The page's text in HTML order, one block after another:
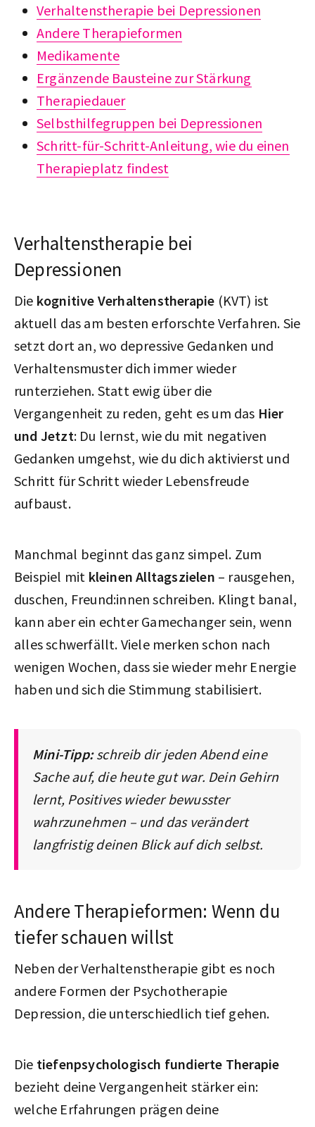
Verhaltenstherapie bei Depressionen
Andere Therapieformen
Medikamente
Ergänzende Bausteine zur Stärkung
Therapiedauer
Selbsthilfegruppen bei Depressionen
Schritt-für-Schritt-Anleitung, wie du einen
Therapieplatz findest
Verhaltenstherapie bei
Depressionen
Die kognitive Verhaltenstherapie (KVT) ist
aktuell das am besten erforschte Verfahren. Sie
setzt dort an, wo depressive Gedanken und
Verhaltensmuster dich immer wieder
runterziehen. Statt ewig über die
Vergangenheit zu reden, geht es um das Hier
und Jetzt: Du lernst, wie du mit negativen
Gedanken umgehst, wie du dich aktivierst und
Schritt für Schritt wieder Lebensfreude
aufbaust.
Manchmal beginnt das ganz simpel. Zum
Beispiel mit kleinen Alltagszielen – rausgehen,
duschen, Freund:innen schreiben. Klingt banal,
kann aber ein echter Gamechanger sein, wenn
alles schwerfällt. Viele merken schon nach
wenigen Wochen, dass sie wieder mehr Energie
haben und sich die Stimmung stabilisiert.
Mini-Tipp:schreib dir jeden Abend eine
Sache auf, die heute gut war. Dein Gehirn
lernt, Positives wieder bewusster
wahrzunehmen – und das verändert
langfristig deinen Blick auf dich selbst.
Andere Therapieformen: Wenn du
tiefer schauen willst
Neben der Verhaltenstherapie gibt es noch
andere Formen der Psychotherapie
Depression, die unterschiedlich tief gehen.
Die tiefenpsychologisch fundierte Therapie
bezieht deine Vergangenheit stärker ein:
welche Erfahrungen prägen deine